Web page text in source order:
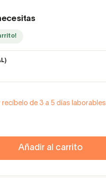
recíbelo de 3 a 5 días laborables
Añadir al carrito